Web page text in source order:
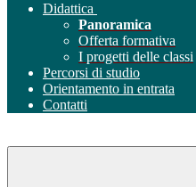
Didattica
Panoramica
Offerta formativa
I progetti delle classi
Percorsi di studio
Orientamento in entrata
Contatti